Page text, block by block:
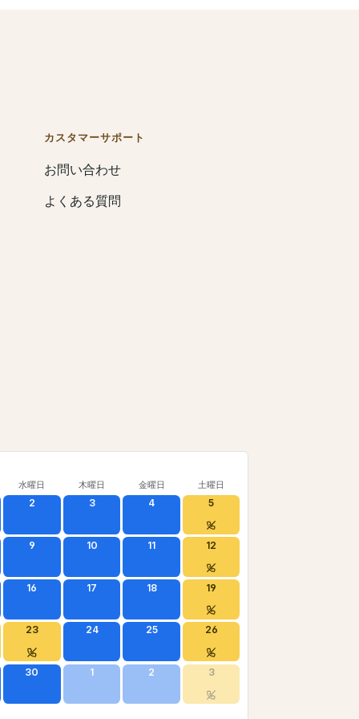
カスタマーサポート
お問い合わせ
よくある質問
水曜日 木曜日 金曜日 土曜日
2 3 4 5
9 10 11 12
16 17 18 19
23 24 25 26
30 1 2 3